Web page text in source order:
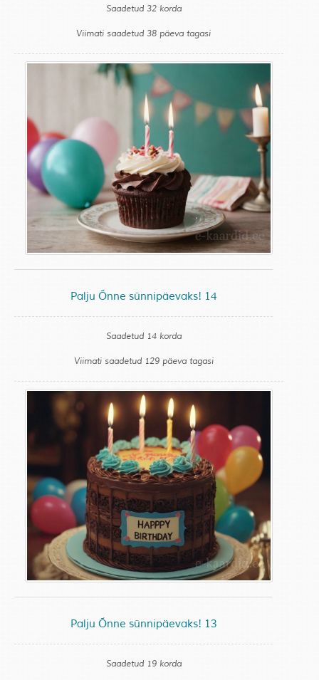
Saadetud 32 korda
Viimati saadetud 38 päeva tagasi
Palju Õnne sünnipäevaks! 14
Saadetud 14 korda
Viimati saadetud 129 päeva tagasi
Palju Õnne sünnipäevaks! 13
Saadetud 19 korda